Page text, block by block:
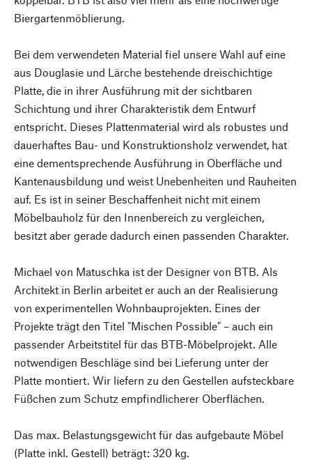
Biergartenmöblierung.
Bei dem verwendeten Material fiel unsere Wahl auf eine
aus Douglasie und Lärche bestehende dreischichtige
Platte, die in ihrer Ausführung mit der sichtbaren
Schichtung und ihrer Charakteristik dem Entwurf
entspricht. Dieses Plattenmaterial wird als robustes und
dauerhaftes Bau- und Konstruktionsholz verwendet, hat
eine dementsprechende Ausführung in Oberfläche und
Kantenausbildung und weist Unebenheiten und Rauheiten
auf. Es ist in seiner Beschaffenheit nicht mit einem
Möbelbauholz für den Innenbereich zu vergleichen,
besitzt aber gerade dadurch einen passenden Charakter.
Michael von Matuschka ist der Designer von BTB. Als
Architekt in Berlin arbeitet er auch an der Realisierung
von experimentellen Wohnbauprojekten. Eines der
Projekte trägt den Titel "Mischen Possible" – auch ein
passender Arbeitstitel für das BTB-Möbelprojekt. Alle
notwendigen Beschläge sind bei Lieferung unter der
Platte montiert. Wir liefern zu den Gestellen aufsteckbare
Füßchen zum Schutz empfindlicherer Oberflächen.
Das max. Belastungsgewicht für das aufgebaute Möbel
(Platte inkl. Gestell) beträgt: 320 kg.